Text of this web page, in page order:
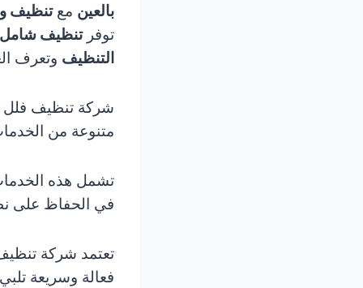
بالعين معتنظيف
توفرتنظيف شامل
التنظيف وتعرف
شركة تنظيف فلل
متنوعة من
تشمل هذه
في الحفاظ على
تعتمد شركة
فعالة وسريعة